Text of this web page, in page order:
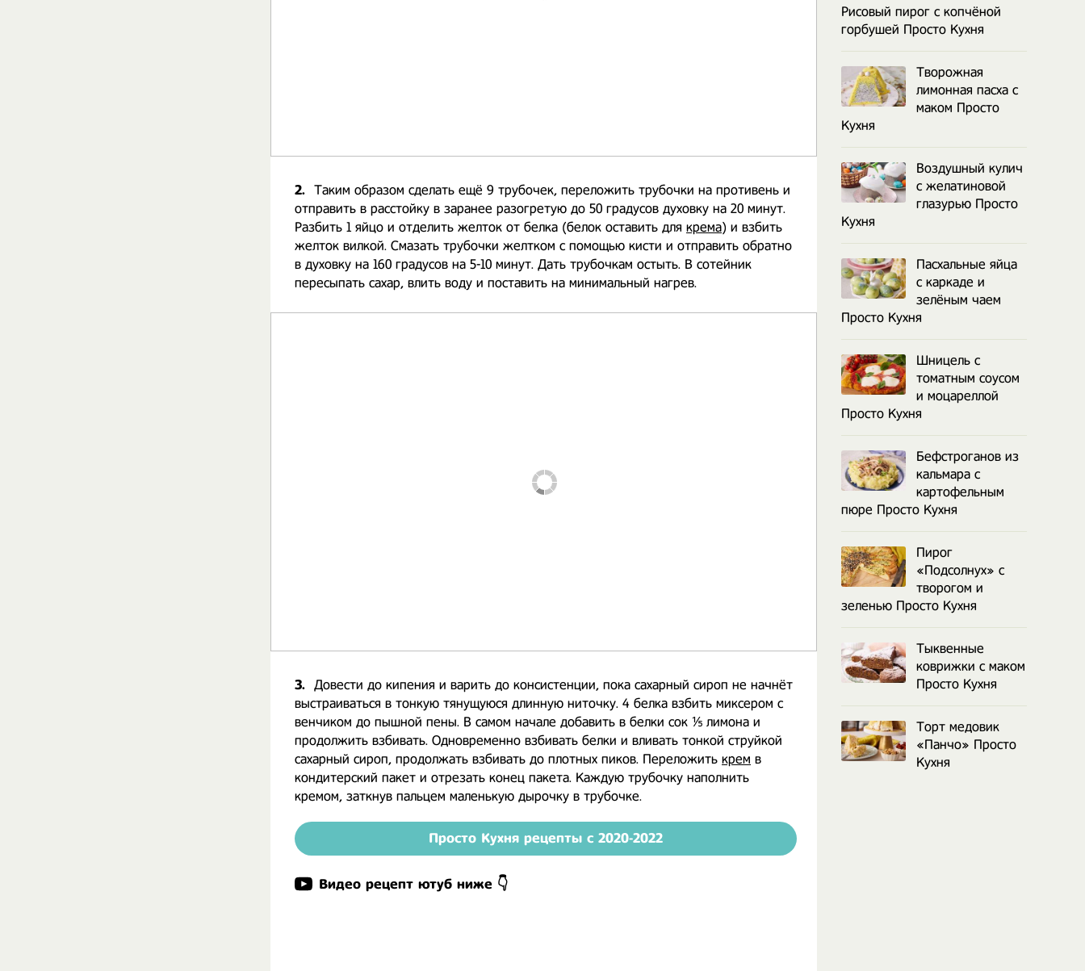
2. Таким образом сделать ещё 9 трубочек, переложить трубочки на противень и
отправить в расстойку в заранее разогретую до 50 градусов духовку на 20 минут.
Разбить 1 яйцо и отделить желток от белка (белок оставить для крема) и взбить
желток вилкой. Смазать трубочки желтком с помощью кисти и отправить обратно
в духовку на 160 градусов на 5-10 минут. Дать трубочкам остыть. В сотейник
пересыпать сахар, влить воду и поставить на минимальный нагрев.
3. Довести до кипения и варить до консистенции, пока сахарный сироп не начнёт
выстраиваться в тонкую тянущуюся длинную ниточку. 4 белка взбить миксером с
венчиком до пышной пены. В самом начале добавить в белки сок ⅕ лимона и
продолжить взбивать. Одновременно взбивать белки и вливать тонкой струйкой
сахарный сироп, продолжать взбивать до плотных пиков. Переложить крем в
кондитерский пакет и отрезать конец пакета. Каждую трубочку наполнить
кремом, заткнув пальцем маленькую дырочку в трубочке.
Просто Кухня рецепты с 2020-2022
Видео рецепт ютуб ниже 👇
Рисовый пирог с копчёной
горбушей Просто Кухня
Творожная
лимонная пасха с
маком Просто
Кухня
Воздушный кулич
с желатиновой
глазурью Просто
Кухня
Пасхальные яйца
с каркаде и
зелёным чаем
Просто Кухня
Шницель с
томатным соусом
и моцареллой
Просто Кухня
Бефстроганов из
кальмара с
картофельным
пюре Просто Кухня
Пирог
«Подсолнух» с
творогом и
зеленью Просто Кухня
Тыквенные
коврижки с маком
Просто Кухня
Торт медовик
«Панчо» Просто
Кухня